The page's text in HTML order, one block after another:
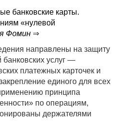
банковские карты.
«нулевой
Фомин ⇒
направлены на защиту
банковских услуг —
платежных карточек и
единого для всех
принципа
по операциям,
держателями